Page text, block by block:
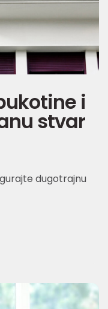
i
stvar
dugotrajnu